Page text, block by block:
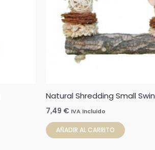
Natural Shredding Small
7,49 € IVA Incluido
AÑADIR AL CARRITO